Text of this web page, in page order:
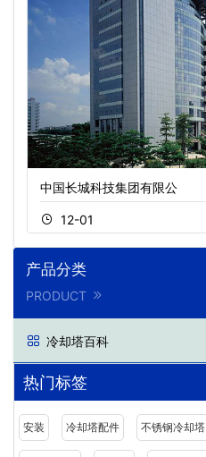
中国长城科技集团有限公
12-01
产品分类
PRODUCT
冷却塔百科
热门标签
安装 冷却塔配件 不锈钢冷却塔